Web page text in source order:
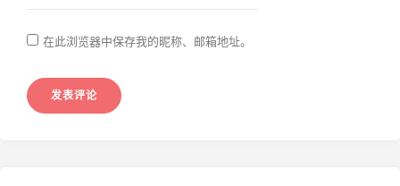
在此浏览器中保存我的昵称、邮箱地址。